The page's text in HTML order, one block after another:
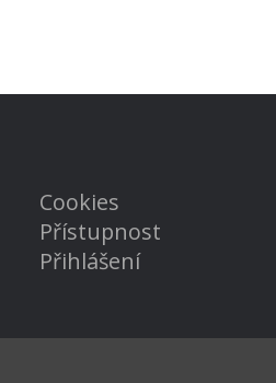
Cookies
Přístupnost
Přihlášení